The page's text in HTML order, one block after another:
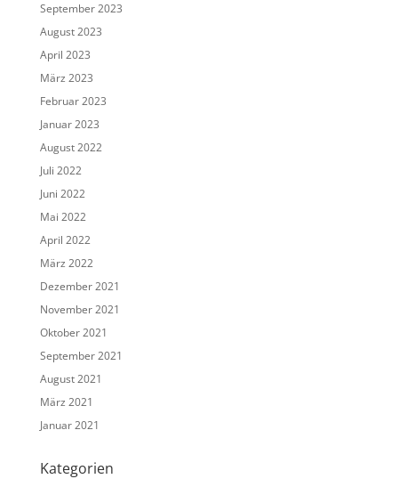
September 2023
August 2023
April 2023
März 2023
Februar 2023
Januar 2023
August 2022
Juli 2022
Juni 2022
Mai 2022
April 2022
März 2022
Dezember 2021
November 2021
Oktober 2021
September 2021
August 2021
März 2021
Januar 2021
Kategorien